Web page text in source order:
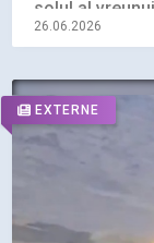
solul al
26.06.2026
EXTERNE